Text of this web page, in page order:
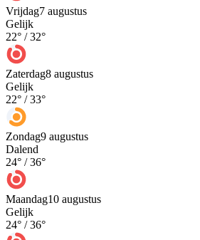
Vrijdag7 augustus
Gelijk
22° /32°
Zaterdag8 augustus
Gelijk
22° /33°
Zondag9 augustus
Dalend
24° /36°
Maandag10 augustus
Gelijk
24° /36°